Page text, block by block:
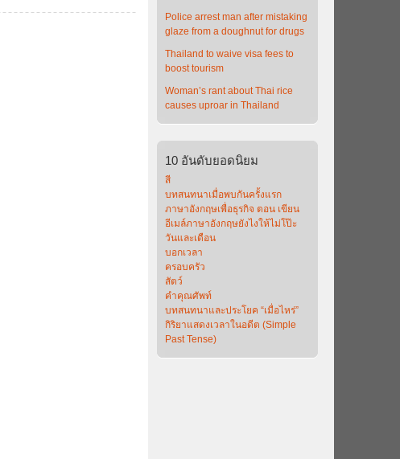
Police arrest man after mistaking
glaze from a doughnut for drugs
Thailand to waive visa fees to
boost tourism
Woman’s rant about Thai rice
causes uproar in Thailand
10 อันดับยอดนิยม
สี
บทสนทนาเมื่อพบกันครั้งแรก
ภาษาอังกฤษเพื่อธุรกิจ ตอน เขียน
อีเมล์ภาษาอังกฤษยังไงให้ไม่โป๊ะ
วันและเดือน
บอกเวลา
ครอบครัว
สัตว์
คำคุณศัพท์
บทสนทนาและประโยค “เมื่อไหร่”
กิริยาแสดงเวลาในอดีต (Simple
Past Tense)